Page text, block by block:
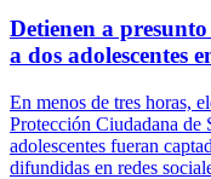
Detienen a
a dos adolescentes
En menos de tres horas,
Protección Ciudadana de
adolescentes fueran
difundidas en redes